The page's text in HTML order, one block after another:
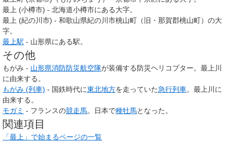
最上 (小樽市) - 北海道小樽市にある大字。
最上 (紀の川市) - 和歌山県紀の川市桃山町（旧・那賀郡桃山町）の大
字。
最上駅 - 山形県にある駅。
その他
もがみ - 山形県消防防災航空隊が装備する防災ヘリコプター。最上川
に由来する。
もがみ (列車) - 国鉄時代に東北地方を走っていた急行列車。最上川に
由来する。
モガミ - フランスの競走馬。日本で種牡馬となった。
関連項目
「最上」で始まるページの一覧